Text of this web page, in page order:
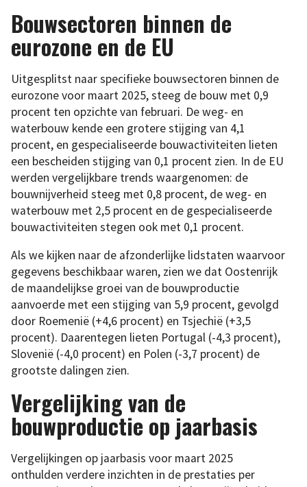
Bouwsectoren binnen de
eurozone en de EU
Uitgesplitst naar specifieke bouwsectoren binnen de
eurozone voor maart 2025, steeg de bouw met 0,9
procent ten opzichte van februari. De weg- en
waterbouw kende een grotere stijging van 4,1
procent, en gespecialiseerde bouwactiviteiten lieten
een bescheiden stijging van 0,1 procent zien. In de EU
werden vergelijkbare trends waargenomen: de
bouwnijverheid steeg met 0,8 procent, de weg- en
waterbouw met 2,5 procent en de gespecialiseerde
bouwactiviteiten stegen ook met 0,1 procent.
Als we kijken naar de afzonderlijke lidstaten waarvoor
gegevens beschikbaar waren, zien we dat Oostenrijk
de maandelijkse groei van de bouwproductie
aanvoerde met een stijging van 5,9 procent, gevolgd
door Roemenië (+4,6 procent) en Tsjechië (+3,5
procent). Daarentegen lieten Portugal (-4,3 procent),
Slovenië (-4,0 procent) en Polen (-3,7 procent) de
grootste dalingen zien.
Vergelijking van de
bouwproductie op jaarbasis
Vergelijkingen op jaarbasis voor maart 2025
onthulden verdere inzichten in de prestaties per